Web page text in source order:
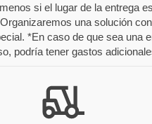
si el lugar de la entrega
una solución
*En caso de que sea una
podría tener gastos